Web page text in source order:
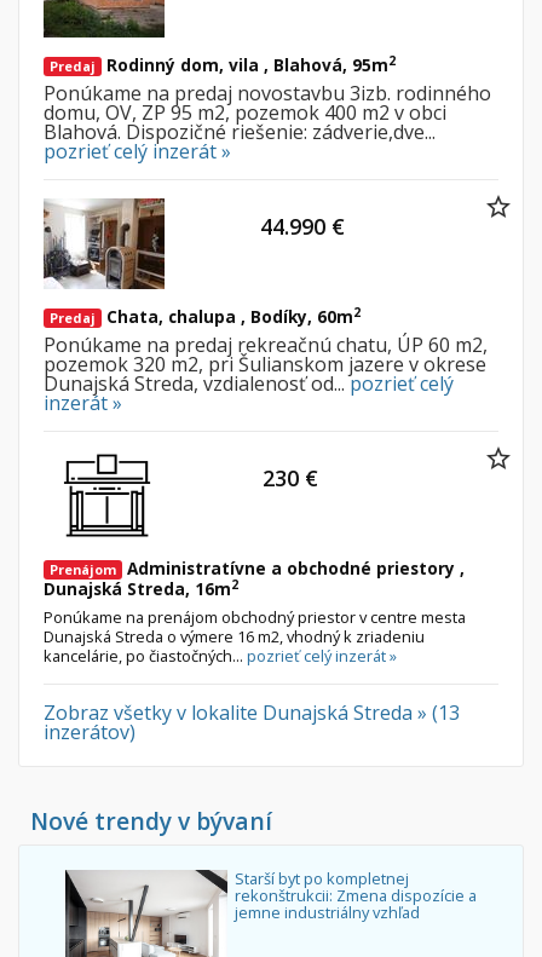
Predaj Rodinný dom, vila , Blahová, 95m2
Ponúkame na predaj novostavbu 3izb. rodinného
domu, OV, ZP 95 m2, pozemok 400 m2 v obci
Blahová. Dispozičné riešenie: zádverie,dve...
pozrieť celý inzerát »
Predaj Chata, chalupa , Bodíky, 60m2
Ponúkame na predaj rekreačnú chatu, ÚP 60 m2,
pozemok 320 m2, pri Šulianskom jazere v okrese
Dunajská Streda, vzdialenosť od...pozrieť celý
inzerát »
44.990 €
Prenájom Administratívne a obchodné priestory ,
Dunajská Streda, 16m2
Ponúkame na prenájom obchodný priestor v centre mesta
Dunajská Streda o výmere 16 m2, vhodný k zriadeniu
kancelárie, po čiastočných... pozrieť celý inzerát »
230 €
Zobraz všetky v lokalite Dunajská Streda » (13
inzerátov)
Nové trendy v bývaní
Starší byt po kompletnej
rekonštrukcii: Zmena dispozície a
jemne industriálny vzhľad